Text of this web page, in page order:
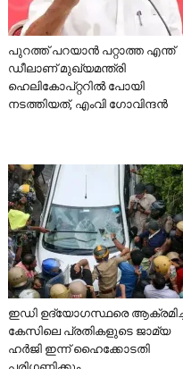
പുറത്ത് പറയാന്‍ പറ്റാത്ത എന്ത്
ഡീലാണ് മുഖ്യമന്ത്രി
ഹെലികോപ്റ്ററില്‍ പോയി
നടത്തിയത്, എംവി ഗോവിന്ദന്‍
ഇഡി ഉദ്യോഗസ്ഥരെ
കേസിലെ പ്രതികളുടെ ജാമ്യ
ഹർജി ഇന്ന് ഹൈക്കോടതി